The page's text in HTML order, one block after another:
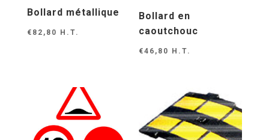
Bollard métallique
€ 82,80 H.T.
Bollard en
caoutchouc
€46,80 H.T.